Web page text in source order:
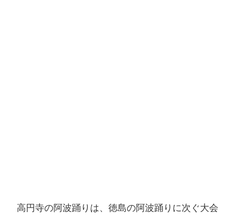
高円寺の阿波踊りは、徳島の阿波踊りに次ぐ大会